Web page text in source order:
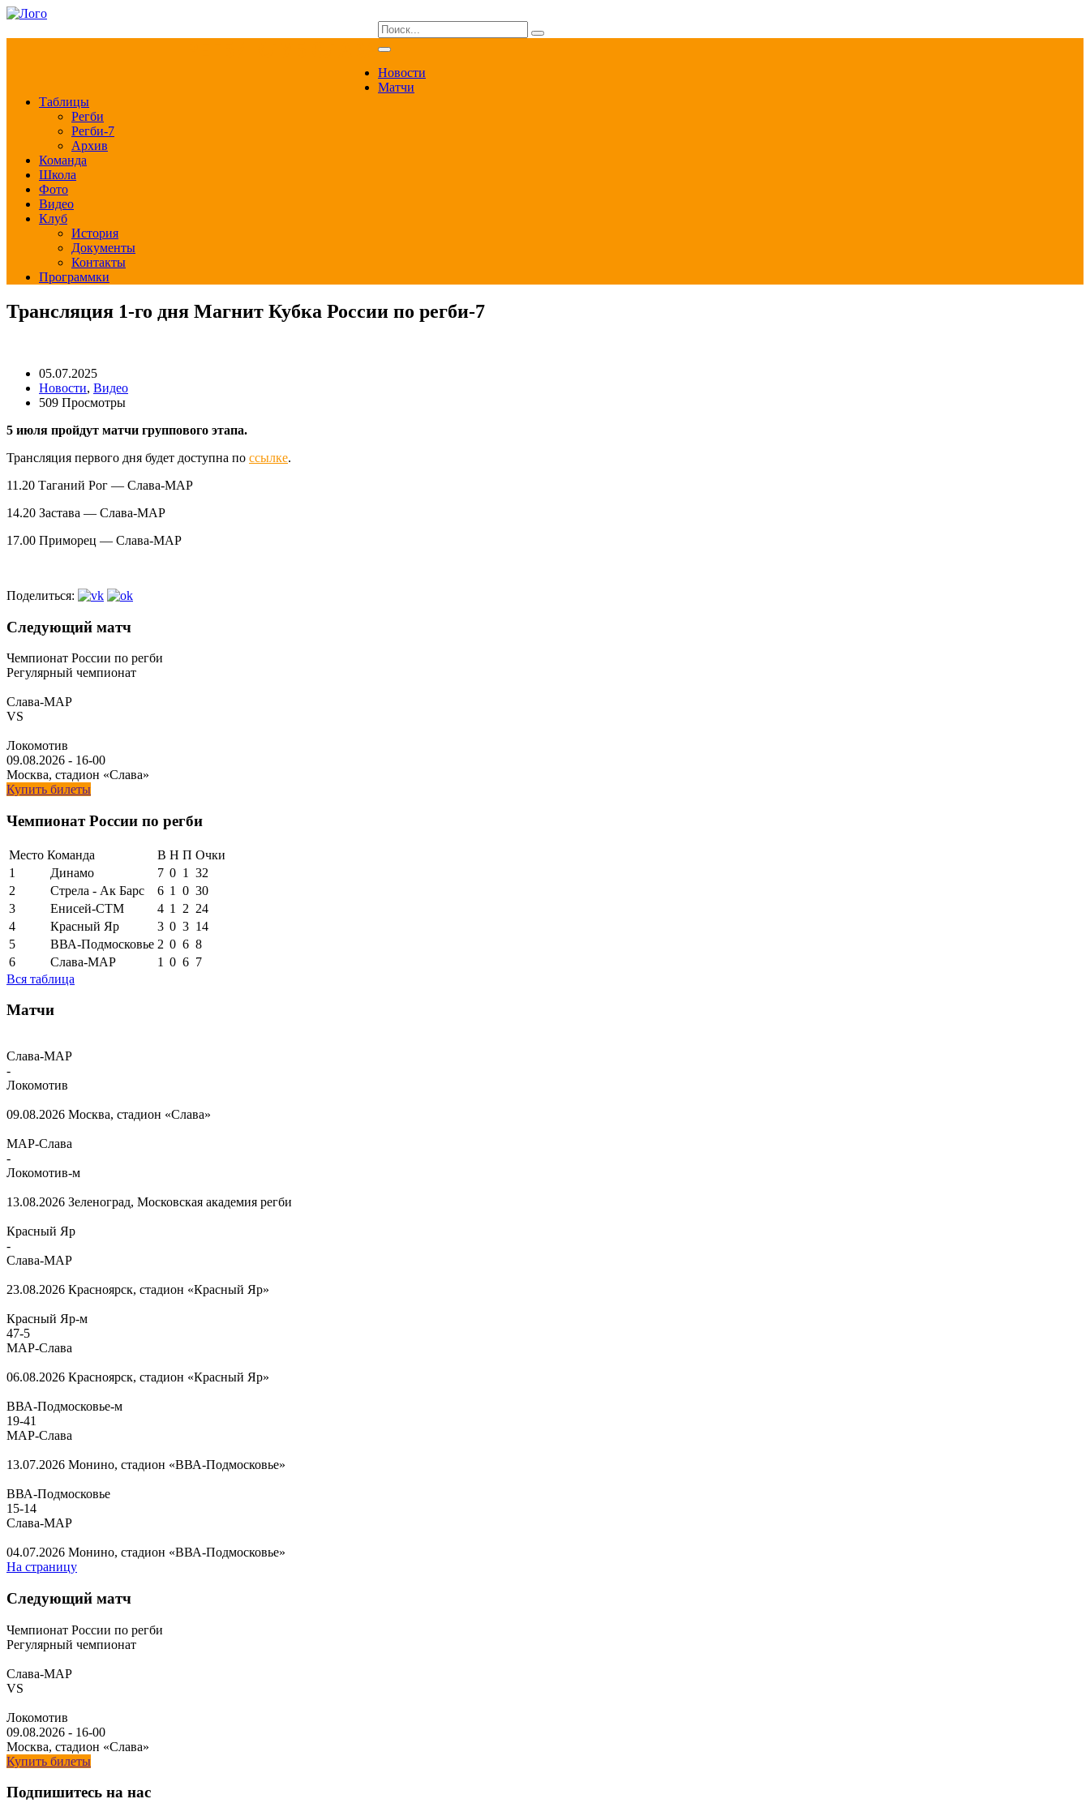
Новости
Матчи
Таблицы
Регби
Регби-7
Архив
Команда
Школа
Фото
Видео
Клуб
История
Документы
Контакты
Программки
Трансляция 1-го дня Магнит Кубка России по регби-7
05.07.2025
Новости, Видео
509 Просмотры
5 июля пройдут матчи группового этапа.
Трансляция первого дня будет доступна по ссылке.
11.20 Таганий Рог — Слава-МАР
14.20 Застава — Слава-МАР
17.00 Приморец — Слава-МАР
Поделиться:
Следующий матч
Чемпионат России по регби
Регулярный чемпионат
Слава-МАР
VS
Локомотив
09.08.2026 - 16-00
Москва, стадион «Слава»
Купить билеты
Чемпионат России по регби
Место Команда В Н П Очки
1
Динамо 7 0 1
32
2
Стрела - Ак Барс 6 1 0 30
3
Енисей-СТМ 4 1 2 24
4
Красный Яр 3 0 3 14
5
ВВА-Подмосковье 2 0 6 8
6
Слава-МАР 1 0 6 7
Вся таблица
Матчи
Слава-МАР
-
Локомотив
09.08.2026 Москва, стадион «Слава»
МАР-Слава
-
Локомотив-м
13.08.2026 Зеленоград, Московская академия регби
Красный Яр
-
Слава-МАР
23.08.2026 Красноярск, стадион «Красный Яр»
Красный Яр-м
47-5
МАР-Слава
06.08.2026 Красноярск, стадион «Красный Яр»
ВВА-Подмосковье-м
19-41
МАР-Слава
13.07.2026 Монино, стадион «ВВА-Подмосковье»
ВВА-Подмосковье
15-14
Слава-МАР
04.07.2026 Монино, стадион «ВВА-Подмосковье»
На страницу
Следующий матч
Чемпионат России по регби
Регулярный чемпионат
Слава-МАР
VS
Локомотив
09.08.2026 - 16-00
Москва, стадион «Слава»
Купить билеты
Подпишитесь на нас